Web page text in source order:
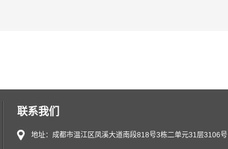
联系我们
地址：成都市温江区凤溪大道南段818号3栋二单元31层3106号